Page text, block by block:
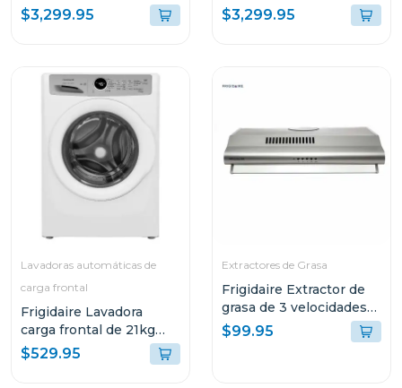
puerta de 18.9cuft
fpru19f8
$3,299.95
puerta de 18.9cuft
fpfu19f8
$3,299.95
Lavadoras automáticas de
carga frontal
Frigidaire Lavadora
carga frontal de 21kg
color blanco fwfx22d4
$529.95
Extractores de Grasa
Frigidaire Extractor de
grasa de 3 velocidades
fjse249t
$99.95